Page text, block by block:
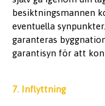
besiktningsmannen
eventuella
garanteras
garantisyn för att
7. Inflyttning